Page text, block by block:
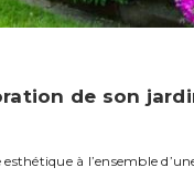
de son
à l’ensemble